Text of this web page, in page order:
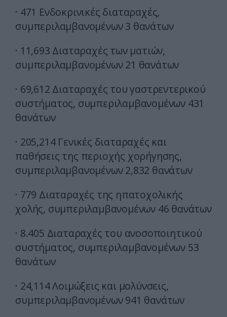
· 471 Ενδοκρινικές διαταραχές,
συμπεριλαμβανομένων 3 θανάτων
· 11,693 Διαταραχές των ματιών,
συμπεριλαμβανομένων 21 θανάτων
· 69,612 Διαταραχές του γαστρεντερικού
συστήματος, συμπεριλαμβανομένων 431
θανάτων
· 205,214 Γενικές διαταραχές και
παθήσεις της περιοχής χορήγησης,
συμπεριλαμβανομένων 2,832 θανάτων
· 779 Διαταραχές της ηπατοχολικής
χολής, συμπεριλαμβανομένων 46 θανάτων
· 8.405 Διαταραχές του ανοσοποιητικού
συστήματος, συμπεριλαμβανομένων 53
θανάτων
· 24,114 Λοιμώξεις και μολύνσεις,
συμπεριλαμβανομένων 941 θανάτων